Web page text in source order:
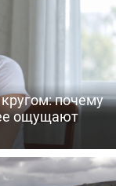
почему
ощущают